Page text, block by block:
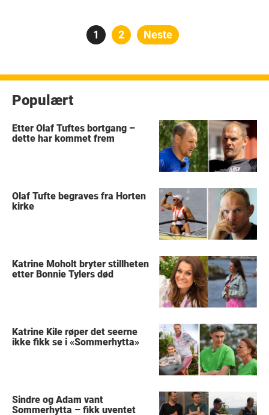
Posts
Side
1 Side
2 Neste
Populært
Etter Olaf Tuftes bortgang –
dette har kommet frem
Olaf Tufte begraves fra Horten
kirke
Katrine Moholt bryter stillheten
etter Bonnie Tylers død
Katrine Kile røper det seerne
ikke fikk se i «Sommerhytta»
Sindre og Adam vant
Sommerhytta – fikk uventet